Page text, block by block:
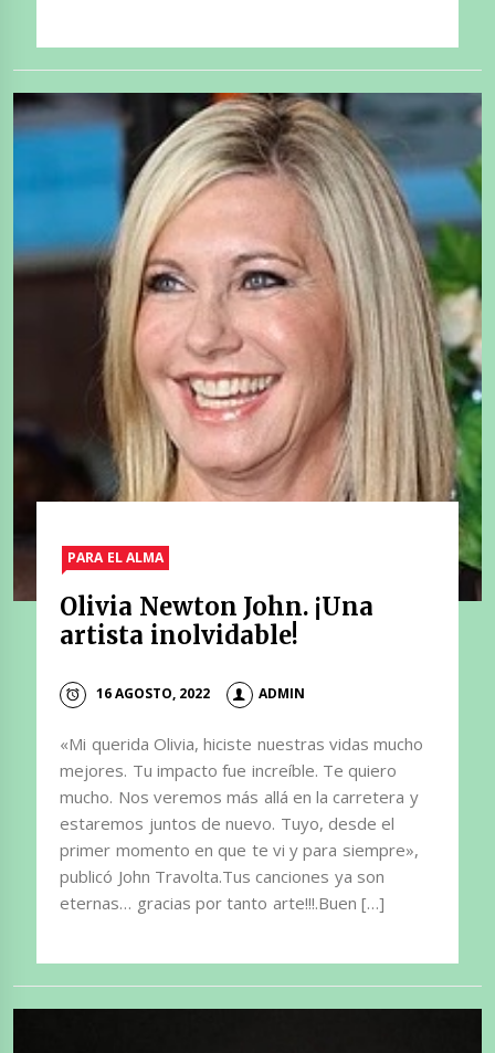
PARA EL ALMA
Olivia Newton John. ¡Una
artista inolvidable!
16 AGOSTO, 2022 ADMIN
«Mi querida Olivia, hiciste nuestras vidas mucho
mejores. Tu impacto fue increíble. Te quiero
mucho. Nos veremos más allá en la carretera y
estaremos juntos de nuevo. Tuyo, desde el
primer momento en que te vi y para siempre»,
publicó John Travolta.Tus canciones ya son
eternas… gracias por tanto arte!!!.Buen […]